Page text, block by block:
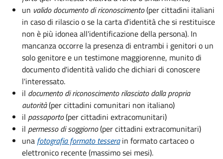
un valido documento di riconoscimento(per cittadini italiani
in caso di rilascio o se la carta d'identità che si restituisce
non è più idonea all'identificazione della persona). In
mancanza occorre la presenza di entrambi i genitori o un
solo genitore e un testimone maggiorenne, munito di
documento d'identità valido che dichiari di conoscere
l'interessato.
il documento di riconoscimento rilasciato dalla propria
autorità(per cittadini comunitari non italiano)
il passaporto(per cittadini extracomunitari)
il permesso di soggiorno(per cittadini extracomunitari)
una fotografia formato tessera in formato cartaceo o
elettronico recente (massimo sei mesi).